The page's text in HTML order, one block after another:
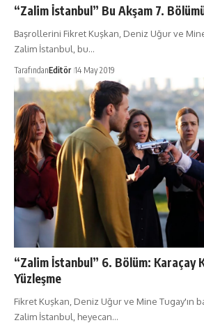
“Zalim İstanbul” Bu Akşam 7.
Başrollerini Fikret Kuşkan, Deniz Uğur ve
Zalim İstanbul, bu…
TarafındanEditör 14 May 2019
“Zalim İstanbul” 6. Bölüm: Karaçay
Yüzleşme
Fikret Kuşkan, Deniz Uğur ve Mine Tugay'ın
Zalim İstanbul, heyecan…